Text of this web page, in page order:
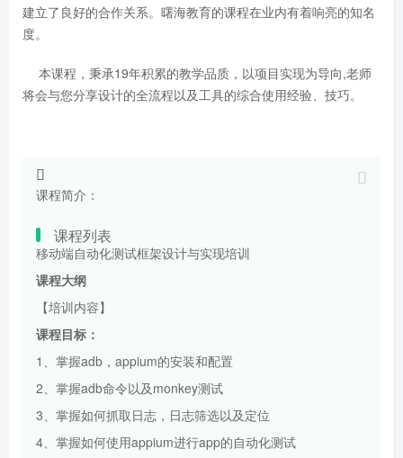
建立了良好的合作关系。曙海教育的课程在业内有着响亮的知名
度。
本课程，秉承19年积累的教学品质，以项目实现为导向,老师
将会与您分享设计的全流程以及工具的综合使用经验、技巧。
课程简介：
课程列表
移动端自动化测试框架设计与实现培训
课程大纲
【培训内容】
课程目标：
1、掌握adb，appium的安装和配置
2、掌握adb命令以及monkey测试
3、掌握如何抓取日志，日志筛选以及定位
4、掌握如何使用appium进行app的自动化测试